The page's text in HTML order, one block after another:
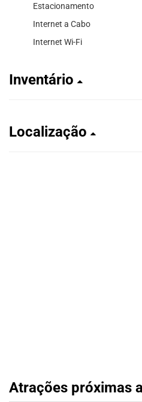
Estacionamento
Internet a Cabo
Internet Wi-Fi
Inventário
Localização
Atrações próximas